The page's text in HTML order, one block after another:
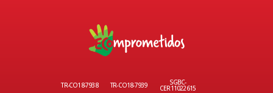
TR-CO18-7938 TR-CO18-7939 SGBC-
CER11022615